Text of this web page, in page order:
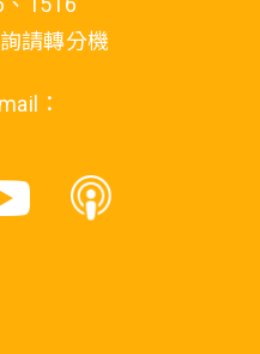
請轉分機
：